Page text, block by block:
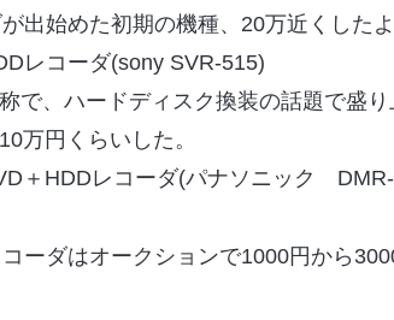
出始めた初期の機種、20万近くした
レコーダ(sony SVR-515)
で、ハードディスク換装の話題で盛
万円くらいした。
＋HDDレコーダ(パナソニック DMR-
コーダはオークションで1000円から